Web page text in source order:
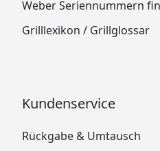
Weber Seriennummern
Grilllexikon / Grillglossar
Kundenservice
Rückgabe & Umtausch